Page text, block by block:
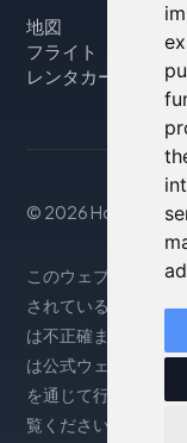
地図
フライト
レンタカー
© 2026 Housity.net
このウェブサイトは
されている宿泊施設
は不正確または古い
は公式ウェブサイト
を通じて行われます
覧ください。